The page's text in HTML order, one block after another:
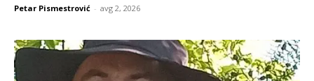
Petar Pismestrović - avg 2, 2026